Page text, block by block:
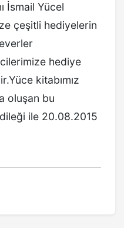
İsmail Yücel
çeşitli hediyelerin
hediye
kitabımız
oluşan bu
ile 20.08.2015